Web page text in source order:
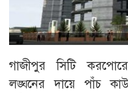
গাজীপুর সিটি
লঙ্ঘনের দায়ে পাঁচ